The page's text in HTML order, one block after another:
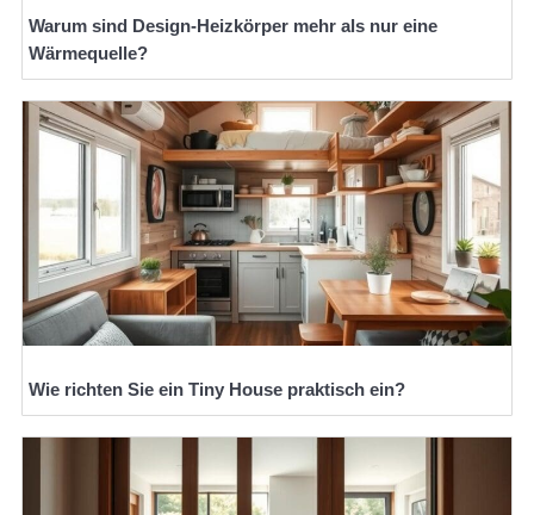
Warum sind Design-Heizkörper mehr als nur eine
Wärmequelle?
Wie richten Sie ein Tiny House praktisch ein?